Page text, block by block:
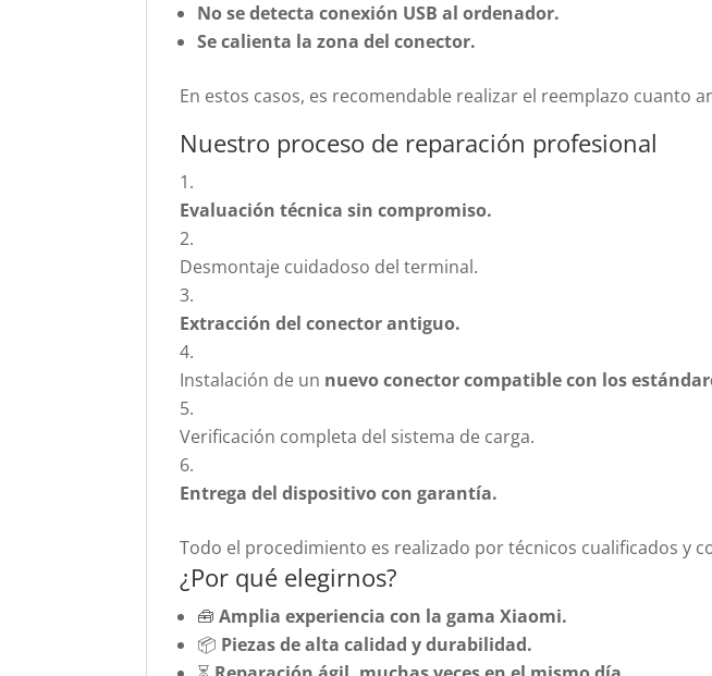
No se detecta conexión USB al ordenador.
Se calienta la zona del conector.
En estos casos, es recomendable realizar el reemplazo cuanto
Nuestro proceso de reparación profesional
Evaluación técnica sin compromiso.
Desmontaje cuidadoso del terminal.
Extracción del conector antiguo.
Instalación de un nuevo conector compatible con los
Verificación completa del sistema de carga.
Entrega del dispositivo con garantía.
Todo el procedimiento es realizado por técnicos cualificados y
¿Por qué elegirnos?
🧰Amplia experiencia con la gama Xiaomi.
📦 Piezas de alta calidad y durabilidad.